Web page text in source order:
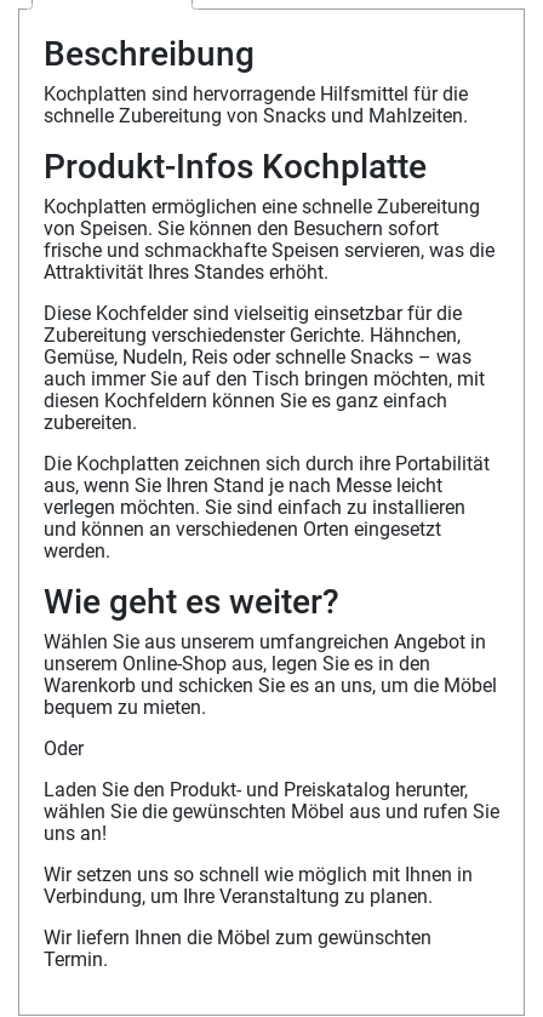
Beschreibung
Kochplatten sind hervorragende Hilfsmittel für die
schnelle Zubereitung von Snacks und Mahlzeiten.
Produkt-Infos Kochplatte
Kochplatten ermöglichen eine schnelle Zubereitung
von Speisen. Sie können den Besuchern sofort
frische und schmackhafte Speisen servieren, was die
Attraktivität Ihres Standes erhöht.
Diese Kochfelder sind vielseitig einsetzbar für die
Zubereitung verschiedenster Gerichte. Hähnchen,
Gemüse, Nudeln, Reis oder schnelle Snacks – was
auch immer Sie auf den Tisch bringen möchten, mit
diesen Kochfeldern können Sie es ganz einfach
zubereiten.
Die Kochplatten zeichnen sich durch ihre Portabilität
aus, wenn Sie Ihren Stand je nach Messe leicht
verlegen möchten. Sie sind einfach zu installieren
und können an verschiedenen Orten eingesetzt
werden.
Wie geht es weiter?
Wählen Sie aus unserem umfangreichen Angebot in
unserem Online-Shop aus, legen Sie es in den
Warenkorb und schicken Sie es an uns, um die Möbel
bequem zu mieten.
Oder
Laden Sie den Produkt- und Preiskatalog herunter,
wählen Sie die gewünschten Möbel aus und rufen Sie
uns an!
Wir setzen uns so schnell wie möglich mit Ihnen in
Verbindung, um Ihre Veranstaltung zu planen.
Wir liefern Ihnen die Möbel zum gewünschten
Termin.